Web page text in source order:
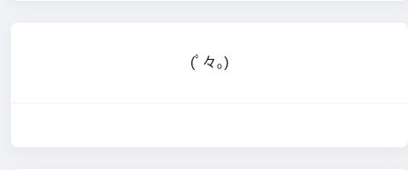
(ﾟ々｡)